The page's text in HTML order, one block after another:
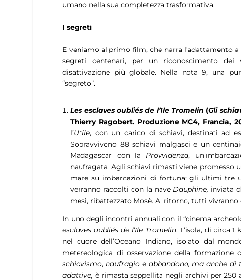
umano nella sua completezza trasformativa.
I segreti
E veniamo al primo film, che narra l’adattamento
segreti centenari, per un riconoscimento dei
disattivazione più globale. Nella nota 9, una
“segreto”.
Les esclaves oubliés de l’Ile Tromelin (Gli
Thierry Ragobert. Produzione MC4, Francia,
l’Utile, con un carico di schiavi, destinati ad
Sopravvivono 88 schiavi malgasci e un
Madagascar con la Provvidenza,
naufragata. Agli schiavi rimasti viene promesso
mare su imbarcazioni di fortuna; gli ultimi tre
verranno raccolti con la nave Dauphine, inviata
mesi, ribattezzato Mosè. Al ritorno, tutti vivranno
In uno degli incontri annuali con il “cinema
esclaves oubliés de l’Ile Tromelin. L’isola, di circa
nel cuore dell’Oceano Indiano, isolato dal
metereologica di osservazione della
schiavismo, naufragioe abbandono, ma anche di
adattive, è rimasta seppellita negli archivi per 250